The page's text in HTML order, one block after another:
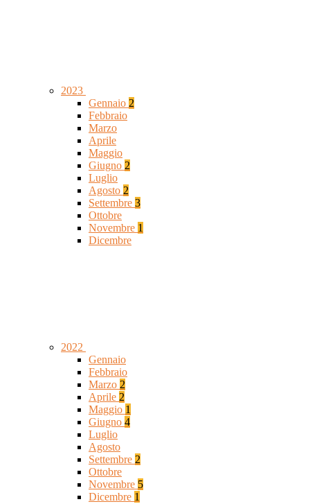
2023
Gennaio 2
Febbraio
Marzo
Aprile
Maggio
Giugno 2
Luglio
Agosto 2
Settembre 3
Ottobre
Novembre 1
Dicembre
2022
Gennaio
Febbraio
Marzo 2
Aprile 2
Maggio 1
Giugno 4
Luglio
Agosto
Settembre 2
Ottobre
Novembre 5
Dicembre 1